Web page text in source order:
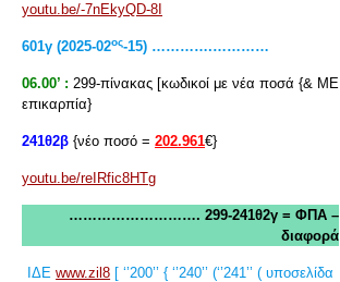
youtu.be/-7nEkyQD-8I
601γ (2025-02ος-15) ………….…………
06.00’ : 299-πίνακας [κωδικοί με νέα ποσά {& ΜΕ
επικαρπία}
241θ2β {νέο ποσό = 202.961€}
youtu.be/reIRfic8HTg
………………………. 299-241θ2γ = ΦΠΑ –
διαφορά
ΙΔΕwww.zil8 [ ‘’200’’ { ‘’240’’ (‘’241’’ ( υποσελίδα